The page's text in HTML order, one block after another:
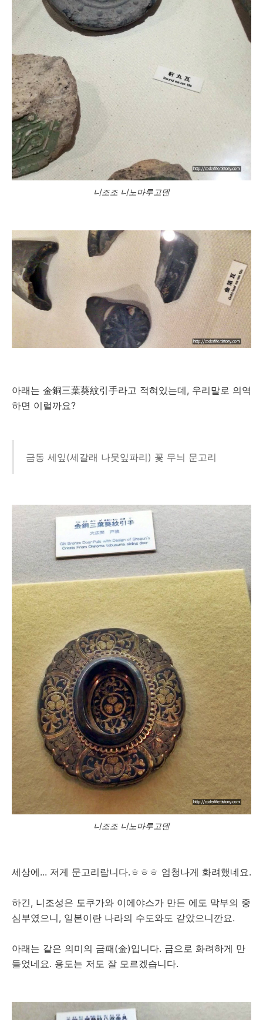
니조조 니노마루고덴
아래는 金銅三葉葵紋引手라고 적혀있는데, 우리말로 의역
하면 이럴까요?
금동 세잎(세갈래 나뭇잎파리) 꽃 무늬 문고리
니조조 니노마루고덴
세상에... 저게 문고리랍니다.ㅎㅎㅎ 엄청나게 화려했네요.
하긴, 니조성은 도쿠가와 이에야스가 만든 에도 막부의 중
심부였으니, 일본이란 나라의 수도와도 같았으니깐요.
아래는 같은 의미의 금패(金)입니다. 금으로 화려하게 만
들었네요. 용도는 저도 잘 모르겠습니다.